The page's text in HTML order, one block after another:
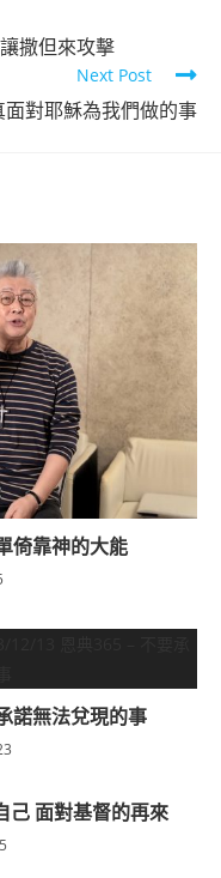
撒但來攻擊
Next Post
對耶穌為我們做的事
倚靠神的大能
諾無法兌現的事
己 面對基督的再來